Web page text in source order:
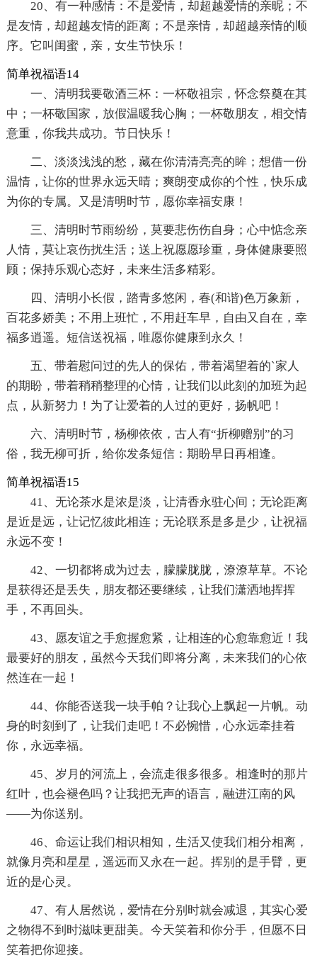
20、有一种感情：不是爱情，却超越爱情的亲昵；不
是友情，却超越友情的距离；不是亲情，却超越亲情的顺
序。它叫闺蜜，亲，女生节快乐！
简单祝福语14
一、清明我要敬酒三杯：一杯敬祖宗，怀念祭奠在其
中；一杯敬国家，放假温暖我心胸；一杯敬朋友，相交情
意重，你我共成功。节日快乐！
二、淡淡浅浅的愁，藏在你清清亮亮的眸；想借一份
温情，让你的世界永远天晴；爽朗变成你的个性，快乐成
为你的专属。又是清明时节，愿你幸福安康！
三、清明时节雨纷纷，莫要悲伤伤自身；心中惦念亲
人情，莫让哀伤扰生活；送上祝愿愿珍重，身体健康要照
顾；保持乐观心态好，未来生活多精彩。
四、清明小长假，踏青多悠闲，春(和谐)色万象新，
百花多娇美；不用上班忙，不用赶车早，自由又自在，幸
福多逍遥。短信送祝福，唯愿你健康到永久！
五、带着慰问过的先人的保佑，带着渴望着的`家人
的期盼，带着稍稍整理的心情，让我们以此刻的加班为起
点，从新努力！为了让爱着的人过的更好，扬帆吧！
六、清明时节，杨柳依依，古人有“折柳赠别”的习
俗，我无柳可折，给你发条短信：期盼早日再相逢。
简单祝福语15
41、无论茶水是浓是淡，让清香永驻心间；无论距离
是近是远，让记忆彼此相连；无论联系是多是少，让祝福
永远不变！
42、一切都将成为过去，朦朦胧胧，潦潦草草。不论
是获得还是丢失，朋友都还要继续，让我们潇洒地挥挥
手，不再回头。
43、愿友谊之手愈握愈紧，让相连的心愈靠愈近！我
最要好的朋友，虽然今天我们即将分离，未来我们的心依
然连在一起！
44、你能否送我一块手帕？让我心上飘起一片帆。动
身的时刻到了，让我们走吧！不必惋惜，心永远牵挂着
你，永远幸福。
45、岁月的河流上，会流走很多很多。相逢时的那片
红叶，也会褪色吗？让我把无声的语言，融进江南的风
——为你送别。
46、命运让我们相识相知，生活又使我们相分相离，
就像月亮和星星，遥远而又永在一起。挥别的是手臂，更
近的是心灵。
47、有人居然说，爱情在分别时就会减退，其实心爱
之物得不到时滋味更甜美。今天笑着和你分手，但愿不日
笑着把你迎接。